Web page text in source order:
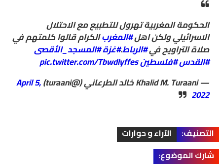
الحكومة المغربية تهرول للتطبيع مع الاحتلال
الاسرائيلي ولكن اهل#المغربالكرام قالوا كلمتهم في
صلاة التراويح في#الرباط.#غزة#المسجد_الأقصى
#القدس#فلسطينpic.twitter.com/Tbwdlyffes
— Khalid M. Turaani خالد الطرعاني (@turaani)
April 5,
2022
التصنيف:
الآراء و حوارات
شارك الموضوع: